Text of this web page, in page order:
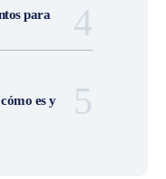
para
es y